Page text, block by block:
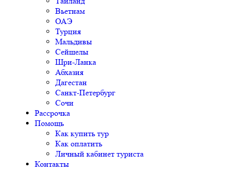
Вьетнам
ОАЭ
Турция
Мальдивы
Сейшелы
Шри-Ланка
Абхазия
Дагестан
Санкт-Петербург
Сочи
Рассрочка
Помощь
Как купить тур
Как оплатить
Личный кабинет туриста
Контакты